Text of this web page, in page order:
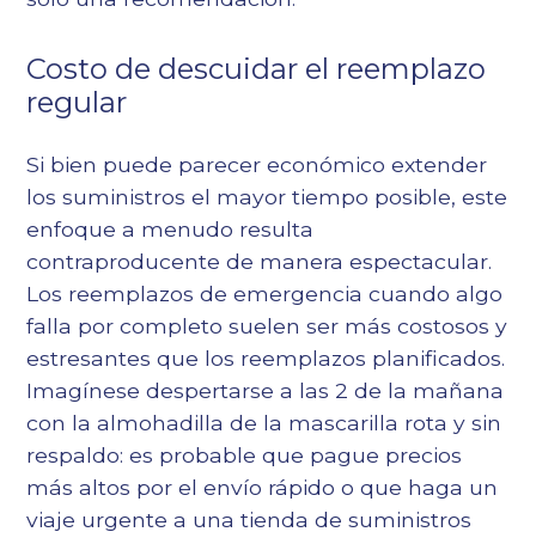
Costo de descuidar el reemplazo
regular
Si bien puede parecer económico extender
los suministros el mayor tiempo posible, este
enfoque a menudo resulta
contraproducente de manera espectacular.
Los reemplazos de emergencia cuando algo
falla por completo suelen ser más costosos y
estresantes que los reemplazos planificados.
Imagínese despertarse a las 2 de la mañana
con la almohadilla de la mascarilla rota y sin
respaldo: es probable que pague precios
más altos por el envío rápido o que haga un
viaje urgente a una tienda de suministros